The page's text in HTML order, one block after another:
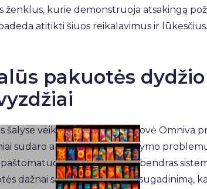
ženklus, kurie demonstruoja atsakingą
atitikti šiuos reikalavimus ir lūkesčius.
pakuotės
šalyse veikianti siuntų bendrovė Omniva
sudaro apie 15% visų pristatymo
dėl ko mažėja bendras
dažnai sąlygoja produktų sugadinimą,